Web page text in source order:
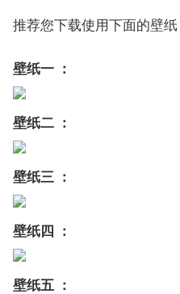
推荐您下载使用下面的壁纸
壁纸一 ：
壁纸二 ：
壁纸三 ：
壁纸四 ：
壁纸五 ：